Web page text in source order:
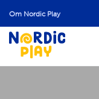
Om Nordic Play